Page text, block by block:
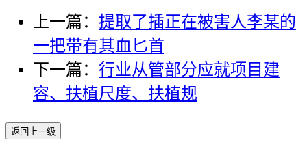
上一篇： 提取了插正在被害人李某的
一把带有其血匕首
下一篇： 行业从管部分应就项目建
容、扶植尺度、扶植规
返回上一级